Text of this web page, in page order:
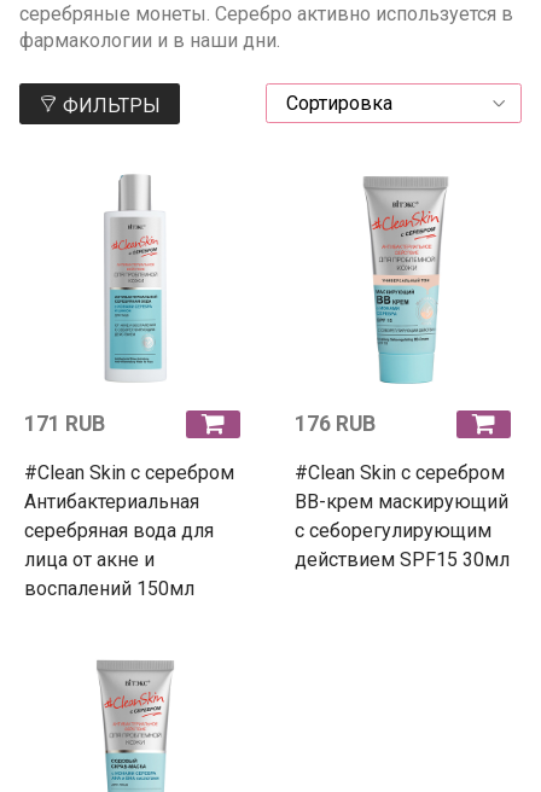
серебряные монеты. Серебро активно используется в
фармакологии и в наши дни.
ФИЛЬТРЫ
171 RUB
#Clean Skin с серебром
Антибактериальная
серебряная вода для
лица от акне и
воспалений 150мл
176 RUB
#Clean Skin с серебром
ВВ-крем маскирующий
с себорегулирующим
действием SPF15 30мл